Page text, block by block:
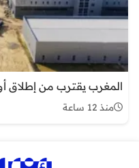
المغرب يقترب من إطلاق
منذ 12 ساعة